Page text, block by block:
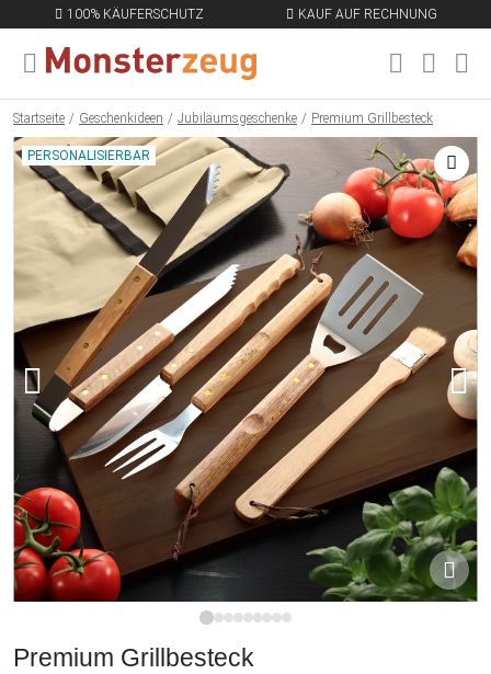
100% KÄUFERSCHUTZ KAUF AUF RECHNUNG
MENÜ SCHLIESSEN
Startseite Geschenkideen Jubiläumsgeschenke Premium Grillbesteck
PERSONALISIERBAR
Premium Grillbesteck